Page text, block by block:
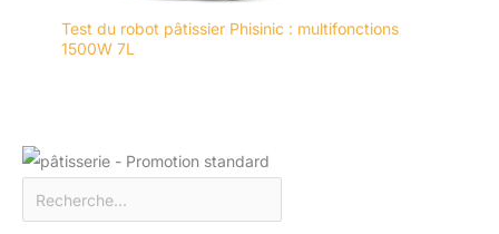
Test du robot pâtissier Phisinic : multifonctions
1500W 7L